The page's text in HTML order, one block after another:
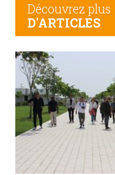
Découvrez plus
D'ARTICLES